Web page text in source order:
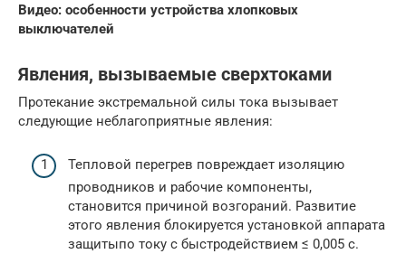
Видео: особенности устройства хлопковых
выключателей
Явления, вызываемые сверхтоками
Протекание экстремальной силы тока вызывает
следующие неблагоприятные явления:
Тепловой перегрев повреждает изоляцию
проводников и рабочие компоненты,
становится причиной возгораний. Развитие
этого явления блокируется установкой аппарата
защитыпо току с быстродействием ≤ 0,005 с.